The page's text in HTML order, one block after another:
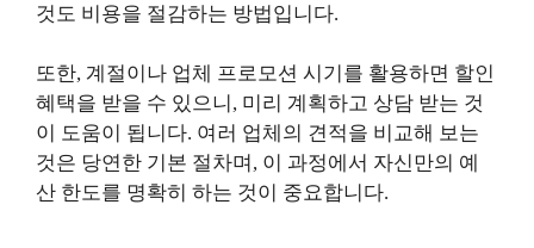
것도 비용을 절감하는 방법입니다.
또한, 계절이나 업체 프로모션 시기를 활용하면 할인
혜택을 받을 수 있으니, 미리 계획하고 상담 받는 것
이 도움이 됩니다. 여러 업체의 견적을 비교해 보는
것은 당연한 기본 절차며, 이 과정에서 자신만의 예
산 한도를 명확히 하는 것이 중요합니다.